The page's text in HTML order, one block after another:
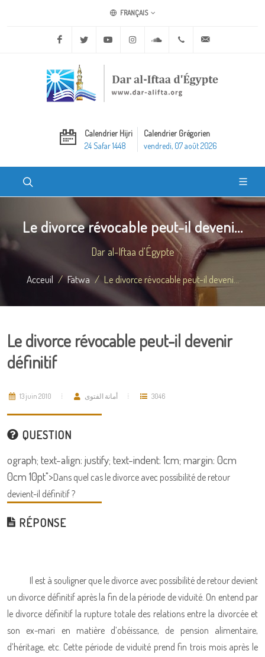
FRANÇAIS
Facebook Twitter Youtube Instagram Soundcloud+20 2 25970400
Calendrier Hijri
24 Safar 1448
Calendrier Grégorien
vendredi, 07 août 2026
Le divorce révocable peut-il deveni...
Dar al-Iftaa d'Égypte
Acceuil Fatwa Le divorce révocable peut-il deveni...
Le divorce révocable peut-il devenir
définitif
13 juin 2010 أمانة الفتوى 3046
QUESTION
ograph; text-align: justify; text-indent: 1cm; margin: 0cm
0cm 10pt">Dans quel cas le divorce avec possibilité de retour
devient-il définitif ?
RÉPONSE
Il est à souligner que le divorce avec possibilité de retour devient
un divorce définitif après la fin de la période de viduité. On entend par
le divorce définitif la rupture totale des relations entre la divorcée et
son ex-mari en matière d’obéissance, de pension alimentaire,
d’héritage, etc. Cette période de viduité prend fin trois mois après le